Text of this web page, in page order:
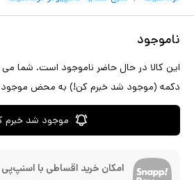
ناموجود
این کالا در حال حاضر ناموجود است. شما می
دکمه (موجود شد خبرم کن!) به محض موجود
موجود شد خبرم
امکان خرید اقساطی با اسنپ‌پی